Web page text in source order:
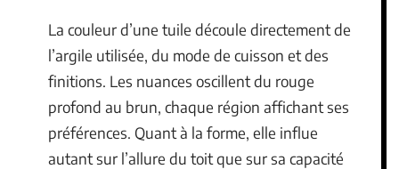
La couleur d’une tuile découle directement de
l’argile utilisée, du mode de cuisson et des
finitions. Les nuances oscillent du rouge
profond au brun, chaque région affichant ses
préférences. Quant à la forme, elle influe
autant sur l’allure du toit que sur sa capacité